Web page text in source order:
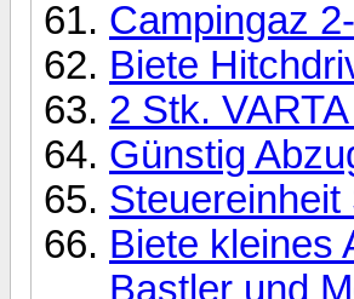
Campingaz
Biete
2 Stk.
Günstig
Biete kleines
Bastler und